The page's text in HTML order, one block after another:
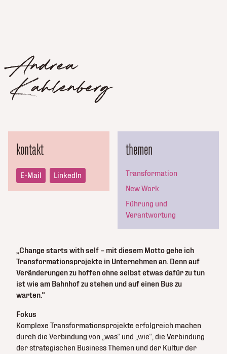
Andrea
Kahlenberg
kontakt
E-Mail LinkedIn
„Change starts with self – mit diesem Motto gehe ich
Transformationsprojekte in Unternehmen an. Denn auf
Veränderungen zu hoffen ohne selbst etwas dafür zu tun
ist wie am Bahnhof zu stehen und auf einen Bus zu
warten.“
Fokus
Komplexe Transformationsprojekte erfolgreich machen
durch die Verbindung von „was“ und „wie“, die Verbindung
der strategischen Business Themen und der Kultur der
themen
Transformation
New Work
Führung und
Verantwortung